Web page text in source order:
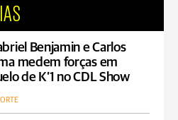
Benjamin e Carlos
medem forças em
de K’1 no CDL Show